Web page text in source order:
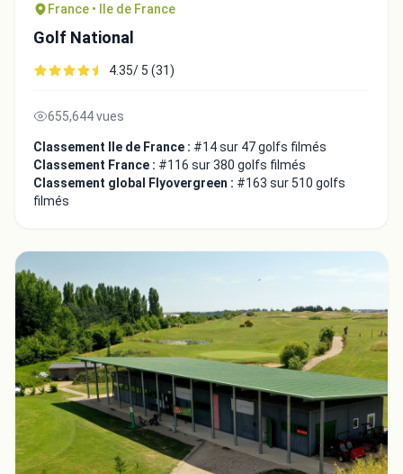
France • Ile de France
Golf National
4.35/ 5 (31)
655,644 vues
Classement Ile de France : #14 sur 47 golfs filmés
Classement France : #116 sur 380 golfs filmés
Classement global Flyovergreen : #163 sur 510 golfs
filmés